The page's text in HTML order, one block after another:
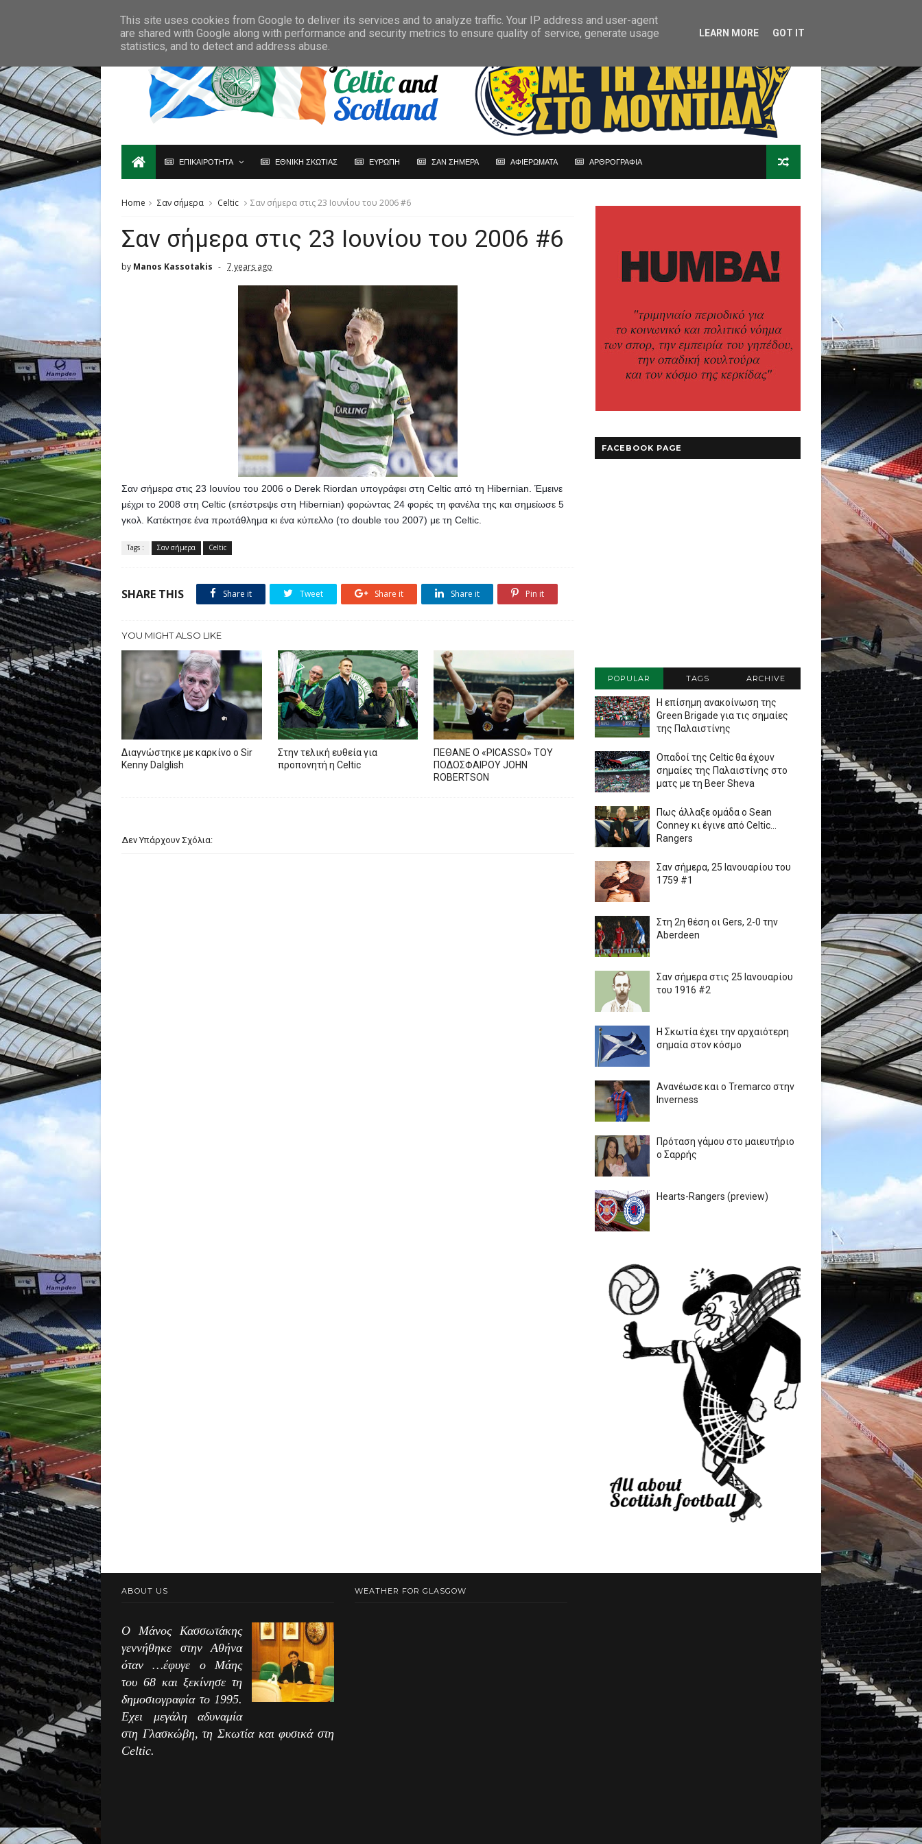
ΕΠΙΚΑΙΡΟΤΗΤΑ ΕΘΝΙΚΗ ΣΚΩΤΙΑΣ ΕΥΡΩΠΗ ΣΑΝ ΣΗΜΕΡΑ ΑΦΙΕΡΩΜΑΤΑ ΑΡΘΡΟΓΡΑΦΙΑ
Home Σαν σήμερα Celtic Σαν σήμερα στις 23 Ιουνίου του 2006 #6
Σαν σήμερα στις 23 Ιουνίου του 2006 #6
by Manos Kassotakis 7 years ago
Σαν σήμερα στις 23 Ιουνίου του 2006 o Derek Riordan υπογράφει στη Celtic από τη Hibernian. Έμεινε
μέχρι το 2008 στη Celtic (επέστρεψε στη Hibernian) φορώντας 24 φορές τη φανέλα της και σημείωσε 5
γκολ. Κατέκτησε ένα πρωτάθλημα κι ένα κύπελλο (το double του 2007) με τη Celtic.
Tags : Σαν σήμερα Celtic
SHARE THIS Share it Tweet Share it Share it Pin it
YOU MIGHT ALSO LIKE
Διαγνώστηκε με καρκίνο ο Sir
Kenny Dalglish
Στην τελική ευθεία για
προπονητή η Celtic
ΠΕΘΑΝΕ Ο «PICASSO» TOY
ΠΟΔΟΣΦΑΙΡΟΥ JOHN
ROBERTSON
Δεν Υπάρχουν Σχόλια:
FACEBOOK PAGE
POPULAR TAGS ARCHIVE
Η επίσημη ανακοίνωση της
Green Brigade για τις σημαίες
της Παλαιστίνης
Οπαδοί της Celtic θα έχουν
σημαίες της Παλαιστίνης στο
ματς με τη Beer Sheva
Πως άλλαξε ομάδα ο Sean
Conney κι έγινε από Celtic...
Rangers
Σαν σήμερα, 25 Ιανουαρίου του
1759 #1
Στη 2η θέση οι Gers, 2-0 την
Aberdeen
Σαν σήμερα στις 25 Ιανουαρίου
του 1916 #2
Η Σκωτία έχει την αρχαιότερη
σημαία στον κόσμο
Ανανέωσε και ο Tremarco στην
Inverness
Πρόταση γάμου στο μαιευτήριο
ο Σαρρής
Hearts-Rangers (preview)
ABOUT US
Ο Μάνος Κασσωτάκης
γεννήθηκε στην Αθήνα
όταν …έφυγε ο Μάης
του 68 και ξεκίνησε τη
δημοσιογραφία το 1995.
Εχει μεγάλη αδυναμία
στη Γλασκώβη, τη Σκωτία και φυσικά στη
Celtic.
WEATHER FOR GLASGOW
This site uses cookies from Google to deliver its services and to analyze traffic. Your IP address and user-agent
are shared with Google along with performance and security metrics to ensure quality of service, generate usage
statistics, and to detect and address abuse.
LEARN MORE GOT IT